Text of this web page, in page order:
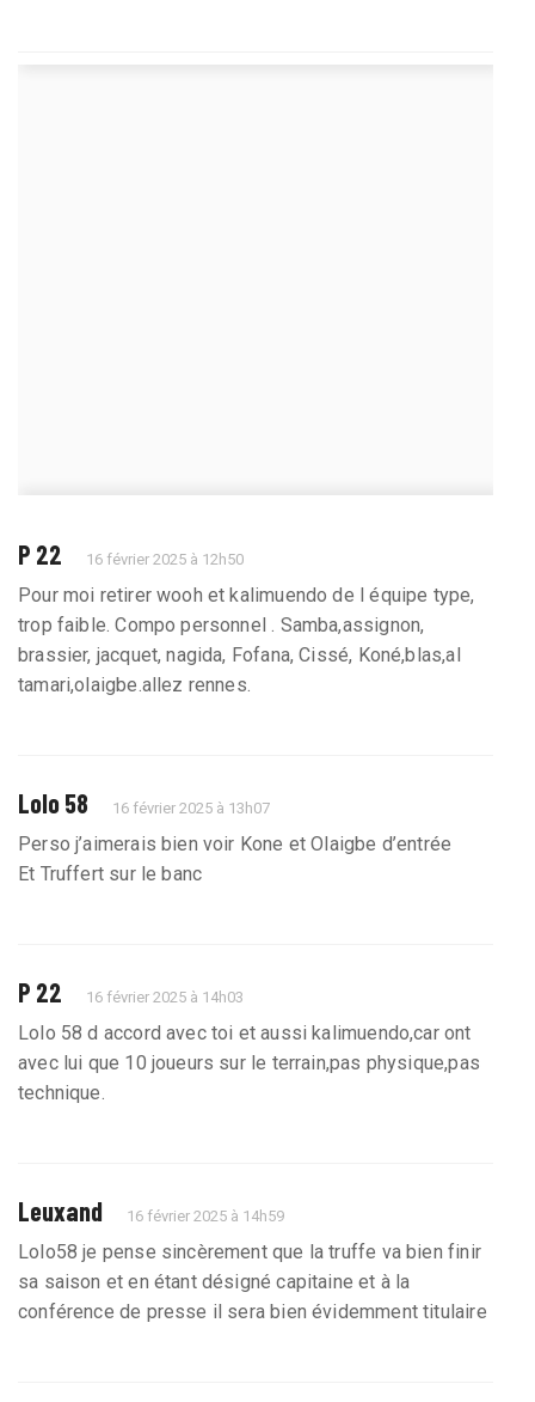
P 22 16 février 2025 à 12h50
Pour moi retirer wooh et kalimuendo de l équipe type,
trop faible. Compo personnel . Samba,assignon,
brassier, jacquet, nagida, Fofana, Cissé, Koné,blas,al
tamari,olaigbe.allez rennes.
Lolo 58 16 février 2025 à 13h07
Perso j’aimerais bien voir Kone et Olaigbe d’entrée
Et Truffert sur le banc
P 22 16 février 2025 à 14h03
Lolo 58 d accord avec toi et aussi kalimuendo,car ont
avec lui que 10 joueurs sur le terrain,pas physique,pas
technique.
Leuxand 16 février 2025 à 14h59
Lolo58 je pense sincèrement que la truffe va bien finir
sa saison et en étant désigné capitaine et à la
conférence de presse il sera bien évidemment titulaire